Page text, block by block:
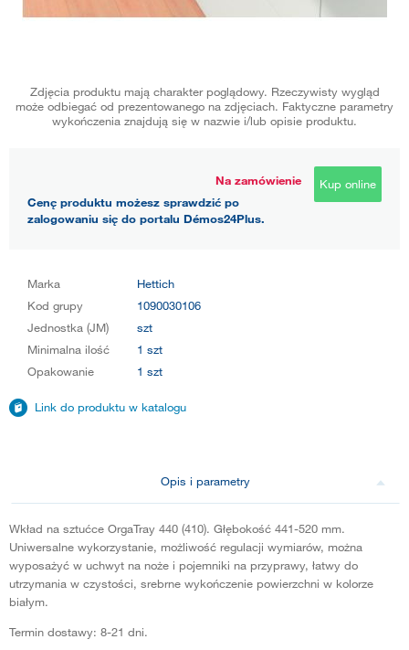
Zdjęcia produktu mają charakter poglądowy. Rzeczywisty wygląd
może odbiegać od prezentowanego na zdjęciach. Faktyczne parametry
wykończenia znajdują się w nazwie i/lub opisie produktu.
Na zamówienie
Cenę produktu możesz sprawdzić po
zalogowaniu się do portalu Démos24Plus.
Kup online
Marka
Hettich
Kod grupy
1090030106
Jednostka (JM)
szt
Minimalna ilość
1 szt
Opakowanie
1 szt
Link do produktu w katalogu
Opis i parametry
Wkład na sztućce OrgaTray 440 (410). Głębokość 441-520 mm.
Uniwersalne wykorzystanie, możliwość regulacji wymiarów, można
wyposażyć w uchwyt na noże i pojemniki na przyprawy, łatwy do
utrzymania w czystości, srebrne wykończenie powierzchni w kolorze
białym.
Termin dostawy: 8-21 dni.